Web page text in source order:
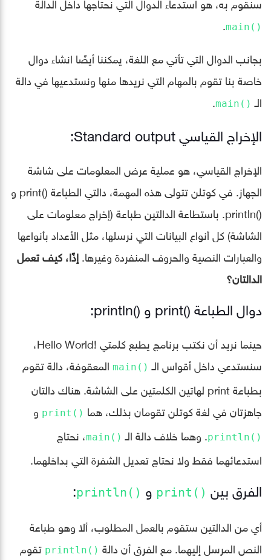
()main
.
بجانب الدوال التي تأتي مع اللغة، يمكننا أيضًا انشاء دوال
خاصة بنا تقوم بالمهام التي نريدها منها ونستدعيها في دالة
الـ ()main
.
الإخراج القياسي Standard output:
الإخراج القياسي، هو عملية عرض المعلومات على شاشة
الجهاز. في كوتلن تتولى هذه المهمة، دالتي الطباعة ()print و
()println. باستطاعة الدالتين طباعة (إخراج معلومات على
الشاشة) كل أنواع البيانات التي نرسلها، مثل الأعداد بأنواعها
والعبارات النصية والحروف المنفردة وغيرها.إذًا، كيف تعمل
الدالتان؟
دوال الطباعة ()print و ()println:
حينما نريد أن نكتب برنامج يطبع كلمتي !Hello World،
سنستدعي داخل أقواس الـ ()main
المعقوفة، دالة تقوم
بطباعة print لهاتين الكلمتين على الشاشة. هناك دالتان
جاهزتان في لغة كوتلن تقومان بذلك، هما ()print و
()println . وهما خلاف دالة الـ ()main
، نحتاج
استدعائهما فقط ولا نحتاج تعديل الشفرة التي بداخلهما.
الفرق بين ()print و ()println
:
أي من الدالتين ستقوم بالعمل المطلوب، ألا وهو طباعة
النص المرسل إليهما. مع الفرق أن دالة ()println
تقوم